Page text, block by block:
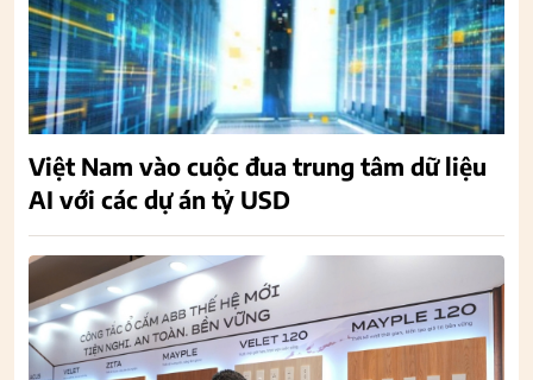
Việt Nam vào cuộc đua trung tâm dữ liệu
AI với các dự án tỷ USD